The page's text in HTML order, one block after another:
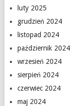
luty 2025
grudzień 2024
listopad 2024
październik 2024
wrzesień 2024
sierpień 2024
czerwiec 2024
maj 2024